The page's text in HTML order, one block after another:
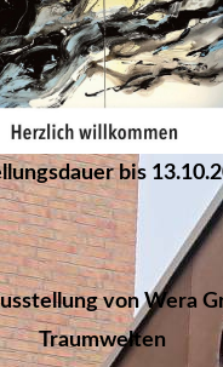
bis
von Wera
Traumwelten